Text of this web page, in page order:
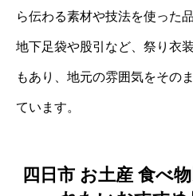
ら伝わる素材や技法を使った
地下足袋や股引など、祭り衣
もあり、地元の雰囲気をその
ています。
四日市 お土産 食べ